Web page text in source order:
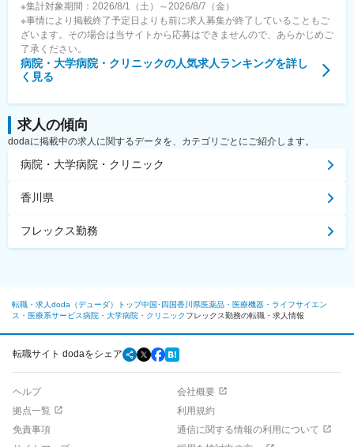
※集計対象期間：2026/8/1（土）～2026/8/7（金）
※事情により掲載終了予定日よりも前に求人募集が終了していることもご
ざいます。その場合は当サイトから応募はできませんので、あらかじめご
了承ください。
病院・大学病院・クリニックの人気求人ランキングを詳し
く見る
求人の傾向
dodaに掲載中の求人に関するデータを、カテゴリごとにご紹介します。
病院・大学病院・クリニック
香川県
フレックス勤務
転職・求人doda（デューダ）トップ中国･四国香川県医薬品・医療機器・ライフサイエン
ス・医療系サービス病院・大学病院・クリニックフレックス勤務の転職・求人情報
転職サイト dodaをシェア
ヘルプ
会社概要
拠点一覧
利用規約
免責事項
通信に関する情報の利用について